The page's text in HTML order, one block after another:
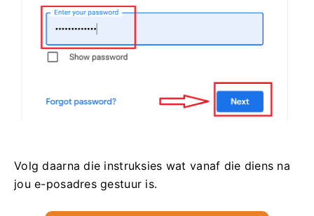
Volg daarna die instruksies wat vanaf die diens na
jou e-posadres gestuur is.